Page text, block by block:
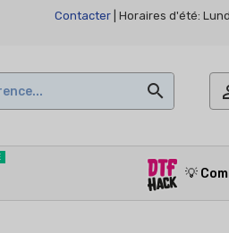
Contacter | Horaires d'été:

💡